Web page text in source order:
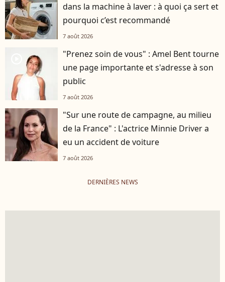
dans la machine à laver : à quoi ça sert et
pourquoi c’est recommandé
7 août 2026
"Prenez soin de vous" : Amel Bent tourne
une page importante et s'adresse à son
public
7 août 2026
"Sur une route de campagne, au milieu
de la France" : L'actrice Minnie Driver a
eu un accident de voiture
7 août 2026
DERNIÈRES NEWS